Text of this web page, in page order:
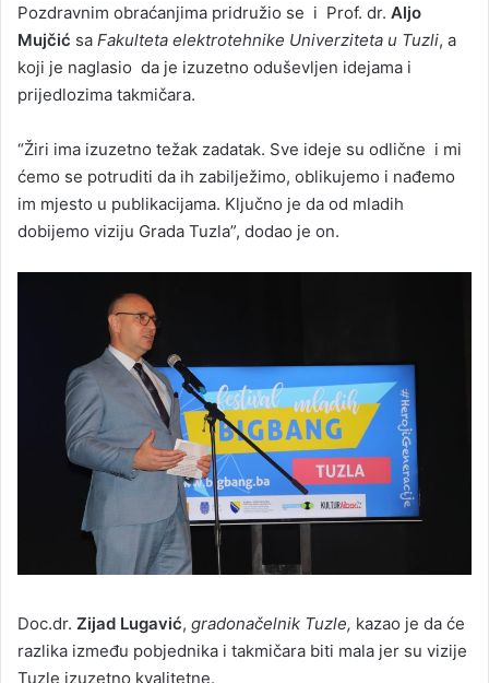
Pozdravnim obraćanjima pridružio se i Prof. dr. Aljo
Mujčić sa Fakulteta elektrotehnike Univerziteta u Tuzli, a
koji je naglasio da je izuzetno oduševljen idejama i
prijedlozima takmičara.
“Žiri ima izuzetno težak zadatak. Sve ideje su odlične i mi
ćemo se potruditi da ih zabilježimo, oblikujemo i nađemo
im mjesto u publikacijama. Ključno je da od mladih
dobijemo viziju Grada Tuzla”, dodao je on.
Doc.dr. Zijad Lugavić, gradonačelnik Tuzle, kazao je da će
razlika između pobjednika i takmičara biti mala jer su vizije
Tuzle izuzetno kvalitetne.